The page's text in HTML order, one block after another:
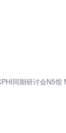
同期研讨会N5馆